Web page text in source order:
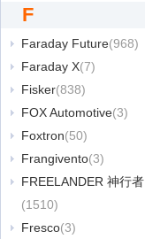
F
Faraday Future(968)
Faraday X(7)
Fisker(838)
FOX Automotive(3)
Foxtron(50)
Frangivento(3)
FREELANDER 神行者
(1510)
Fresco(3)